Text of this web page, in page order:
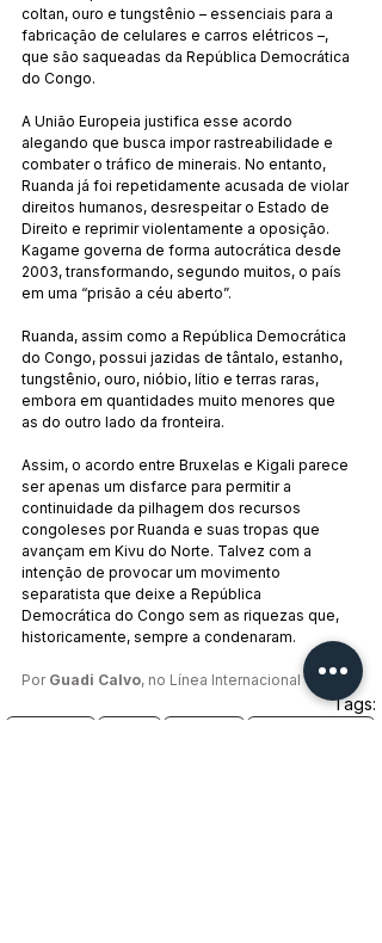
coltan, ouro e tungstênio – essenciais para a
fabricação de celulares e carros elétricos –,
que são saqueadas da República Democrática
do Congo.
A União Europeia justifica esse acordo
alegando que busca impor rastreabilidade e
combater o tráfico de minerais. No entanto,
Ruanda já foi repetidamente acusada de violar
direitos humanos, desrespeitar o Estado de
Direito e reprimir violentamente a oposição.
Kagame governa de forma autocrática desde
2003, transformando, segundo muitos, o país
em uma “prisão a céu aberto”.
Ruanda, assim como a República Democrática
do Congo, possui jazidas de tântalo, estanho,
tungstênio, ouro, nióbio, lítio e terras raras,
embora em quantidades muito menores que
as do outro lado da fronteira.
Assim, o acordo entre Bruxelas e Kigali parece
ser apenas um disfarce para permitir a
continuidade da pilhagem dos recursos
congoleses por Ruanda e suas tropas que
avançam em Kivu do Norte. Talvez com a
intenção de provocar um movimento
separatista que deixe a República
Democrática do Congo sem as riquezas que,
historicamente, sempre a condenaram.
Por Guadi Calvo, no Línea Internacional
Tags: